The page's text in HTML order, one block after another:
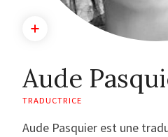
Aude
TRADUCTRICE
Aude Pasquier est une